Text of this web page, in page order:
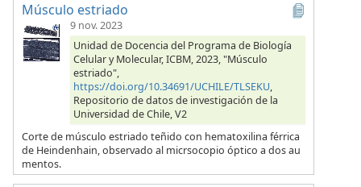
Músculo estriado
9 nov. 2023
Unidad de Docencia del Programa de Biología
Celular y Molecular, ICBM, 2023, "Músculo
estriado",
https://doi.org/10.34691/UCHILE/TLSEKU,
Repositorio de datos de investigación de la
Universidad de Chile, V2
Corte de músculo estriado teñido con hematoxilina férrica
de Heindenhain, observado al micrsocopio óptico a dos au
mentos.